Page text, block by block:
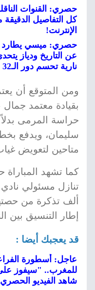
حصري: القنوات
كل التفاصيل
الإنترنت!
حصري: ميسي يطارد
نارية تحسم دور الـ32 في كأس العالم 2026
ومن المتوقع أن
بقيادة معتمد
حراسة المرمى
سليمان، ويدفع
متاحين لتعويض
كما تشهد المباراة
ألف تذكرة من
إطار التنسيق بين
قد يعجبك أيضا :
عاجل: أسطورة
للمغرب.. "سيفوز
شاهد الفيديو